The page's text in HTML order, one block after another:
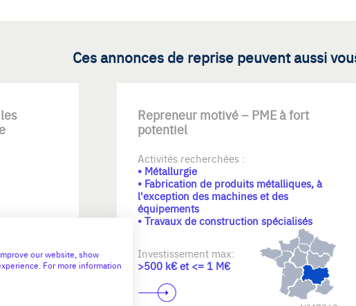
Ces annonces de reprise peuvent aussi
Repreneur motivé – PME à fort
potentiel
Activités recherchées :
• Métallurgie
• Fabrication de produits métalliques, à
l'exception des machines et des
équipements
• Travaux de construction spécialisés
Investissement max:
>500 k€ et <= 1 M€
our website, show
For more information